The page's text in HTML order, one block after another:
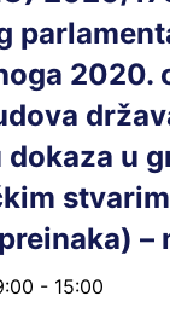
2020.
u
–
- 15:00